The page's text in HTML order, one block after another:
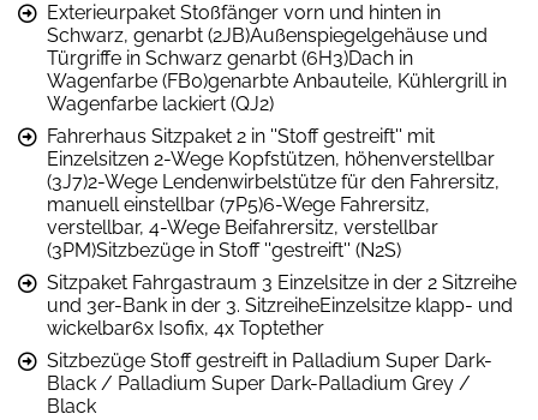
Exterieurpaket Stoßfänger vorn und hinten in
Schwarz, genarbt (2JB)Außenspiegelgehäuse und
Türgriffe in Schwarz genarbt (6H3)Dach in
Wagenfarbe (FB0)genarbte Anbauteile, Kühlergrill in
Wagenfarbe lackiert (QJ2)
Fahrerhaus Sitzpaket 2 in ''Stoff gestreift'' mit
Einzelsitzen 2-Wege Kopfstützen, höhenverstellbar
(3J7)2-Wege Lendenwirbelstütze für den Fahrersitz,
manuell einstellbar (7P5)6-Wege Fahrersitz,
verstellbar, 4-Wege Beifahrersitz, verstellbar
(3PM)Sitzbezüge in Stoff ''gestreift'' (N2S)
Sitzpaket Fahrgastraum 3 Einzelsitze in der 2 Sitzreihe
und 3er-Bank in der 3. SitzreiheEinzelsitze klapp- und
wickelbar6x Isofix, 4x Toptether
Sitzbezüge Stoff gestreift in Palladium Super Dark-
Black / Palladium Super Dark-Palladium Grey /
Black